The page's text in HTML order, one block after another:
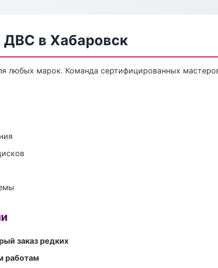
ДВС в Хабаровск
любых марок. Команда сертифицированных
заказ редких
работам